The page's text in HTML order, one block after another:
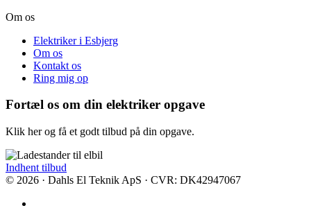
Om os
Elektriker i Esbjerg
Om os
Kontakt os
Ring mig op
Fortæl os om din elektriker opgave
Klik her og få et godt tilbud på din opgave.
Indhent tilbud
© 2026 · Dahls El Teknik ApS · CVR: DK42947067